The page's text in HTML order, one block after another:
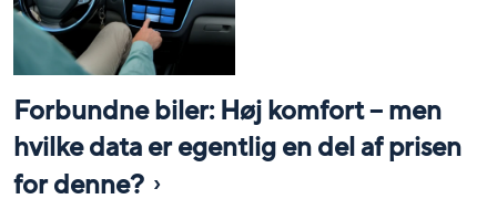
Forbundne biler: Høj komfort – men
hvilke data er egentlig en del af prisen
for denne?